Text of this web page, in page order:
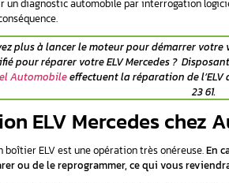
L’ELV se présente comme un système
Si vous rencontrez des problèmes avec
professionnel qualifié, vous pouvez
effet, il saura établir un diagnostic
votre Mercedes en conséquence.